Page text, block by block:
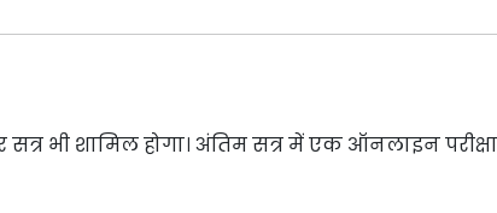
सत्र भी शामिल होगा। अंतिम सत्र में एक ऑनलाइन